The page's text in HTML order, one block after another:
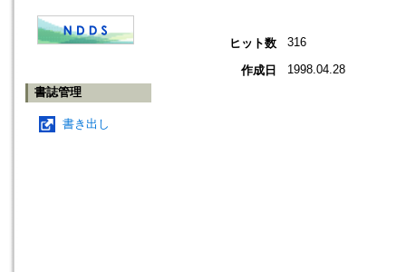
書誌管理
書き出し
ヒット数 316
作成日 1998.04.28